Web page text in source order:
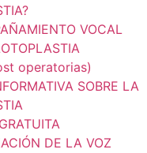
VOCAL
operatorias)
SOBRE LA
DE LA VOZ